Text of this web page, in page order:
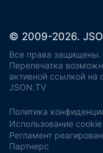
© 2009-2026.
Все права защищены.
Перепечатка
активной ссылкой на
JSON.TV
Политика
Использование cookie
Регламент
Партнерс